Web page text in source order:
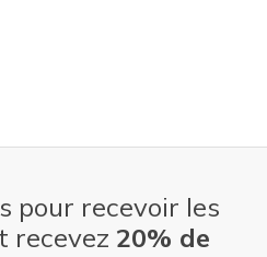
pour recevoir les
recevez 20% de